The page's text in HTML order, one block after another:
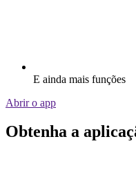
E ainda mais funções
Abrir o app
Obtenha a